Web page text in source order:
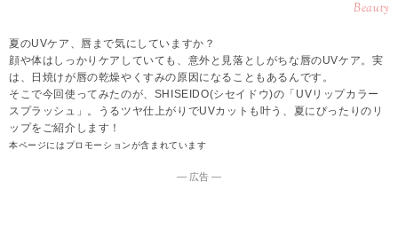
Beauty
夏のUVケア、唇まで気にしていますか？
顔や体はしっかりケアしていても、意外と見落としがちな唇のUVケア。実
は、日焼けが唇の乾燥やくすみの原因になることもあるんです。
そこで今回使ってみたのが、SHISEIDO(シセイドウ)の「UVリップカラー
スプラッシュ」。うるツヤ仕上がりでUVカットも叶う、夏にぴったりのリ
ップをご紹介します！
本ページにはプロモーションが含まれています
― 広告 ―